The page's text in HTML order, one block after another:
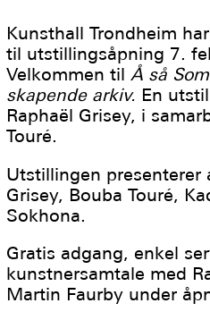
Kunsthall Trondheim
til utstillingsåpning 7.
Velkommen tilÅ så
skapende arkiv. En
Raphaël Grisey, i
Touré.
Utstillingen presenterer
Grisey, Bouba Touré,
Sokhona.
Gratis adgang, enkel
kunstnersamtale med
Martin Faurby under